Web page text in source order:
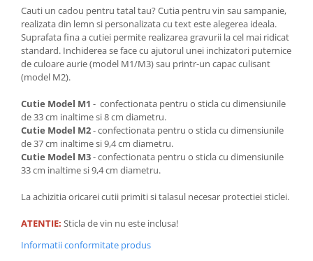
Diverse
Cutii aranjamente florale
Placute ABS (metalex)
PRODUSUL LUNII
Cauti un cadou pentru tatal tau? Cutia pentru vin sau sampanie,
realizata din lemn si personalizata cu text este alegerea ideala.
Suprafata fina a cutiei permite realizarea gravurii la cel mai ridicat
standard. Inchiderea se face cu ajutorul unei inchizatori puternice
de culoare aurie (model M1/M3) sau printr-un capac culisant
(model M2).
Cutie Model M1 - confectionata pentru o sticla cu dimensiunile
de 33 cm inaltime si 8 cm diametru.
Cutie Model M2- confectionata pentru o sticla cu dimensiunile
de 37 cm inaltime si 9,4 cm diametru.
Cutie Model M3- confectionata pentru o sticla cu dimensiunile
33 cm inaltime si 9,4 cm diametru.
La achizitia oricarei cutii primiti si talasul necesar protectiei sticlei.
ATENTIE: Sticla de vin nu este inclusa!
Informatii conformitate produs